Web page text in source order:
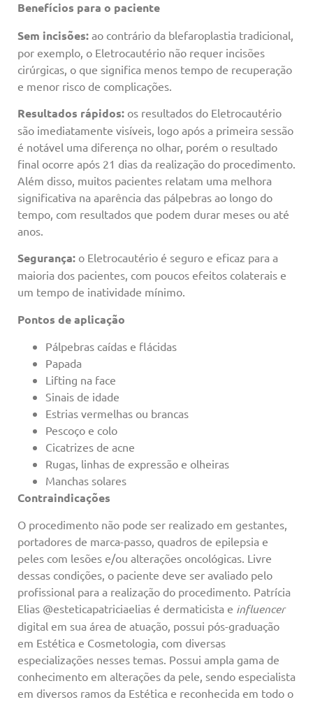
Benefícios para o paciente
Sem incisões: ao contrário da blefaroplastia tradicional,
por exemplo, o Eletrocautério não requer incisões
cirúrgicas, o que significa menos tempo de recuperação
e menor risco de complicações.
Resultados rápidos: os resultados do Eletrocautério
são imediatamente visíveis, logo após a primeira sessão
é notável uma diferença no olhar, porém o resultado
final ocorre após 21 dias da realização do procedimento.
Além disso, muitos pacientes relatam uma melhora
significativa na aparência das pálpebras ao longo do
tempo, com resultados que podem durar meses ou até
anos.
Segurança: o Eletrocautério é seguro e eficaz para a
maioria dos pacientes, com poucos efeitos colaterais e
um tempo de inatividade mínimo.
Pontos de aplicação
Pálpebras caídas e flácidas
Papada
Lifting na face
Sinais de idade
Estrias vermelhas ou brancas
Pescoço e colo
Cicatrizes de acne
Rugas, linhas de expressão e olheiras
Manchas solares
Contraindicações
O procedimento não pode ser realizado em gestantes,
portadores de marca-passo, quadros de epilepsia e
peles com lesões e/ou alterações oncológicas. Livre
dessas condições, o paciente deve ser avaliado pelo
profissional para a realização do procedimento. Patrícia
Elias @esteticapatriciaelias é dermaticista e influencer
digital em sua área de atuação, possui pós-graduação
em Estética e Cosmetologia, com diversas
especializações nesses temas. Possui ampla gama de
conhecimento em alterações da pele, sendo especialista
em diversos ramos da Estética e reconhecida em todo o